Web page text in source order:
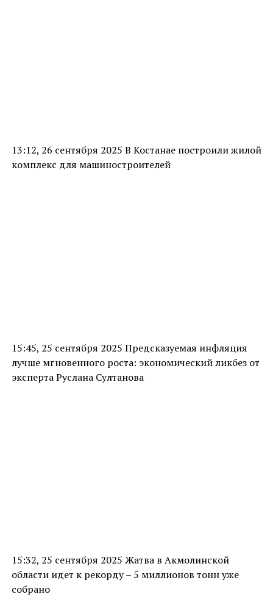
13:12, 26 сентября 2025 В Костанае построили жилой
комплекс для машиностроителей
15:45, 25 сентября 2025 Предсказуемая инфляция
лучше мгновенного роста: экономический ликбез от
эксперта Руслана Султанова
15:32, 25 сентября 2025 Жатва в Акмолинской
области идет к рекорду – 5 миллионов тонн уже
собрано